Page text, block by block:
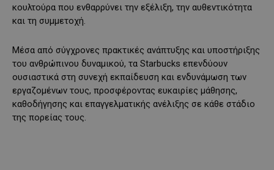
κουλτούρα που ενθαρρύνει την εξέλιξη, την αυθεντικότητα
και τη συμμετοχή.
Μέσα από σύγχρονες πρακτικές ανάπτυξης και υποστήριξης
του ανθρώπινου δυναμικού, τα Starbucks επενδύουν
ουσιαστικά στη συνεχή εκπαίδευση και ενδυνάμωση των
εργαζομένων τους, προσφέροντας ευκαιρίες μάθησης,
καθοδήγησης και επαγγελματικής ανέλιξης σε κάθε στάδιο
της πορείας τους.